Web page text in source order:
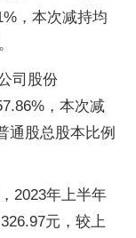
，本次减持均
司股份
，本次减
通股总股本比例
2023年上半年
元，较上